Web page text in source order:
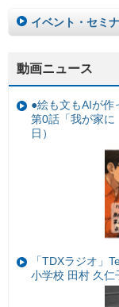
イベント・セミ
動画ニュース
●絵も文もAIが作
第0話「我が家に
日）
「TDXラジオ」
小学校 田村 久仁